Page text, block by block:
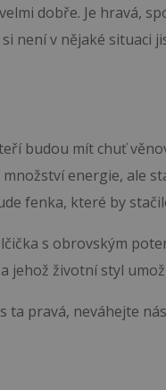
dobře. Je hravá,
není v nějaké situaci
budou mít chuť
energie, ale
fenka, které by
s obrovským
jehož životní styl
ta pravá, neváhejte